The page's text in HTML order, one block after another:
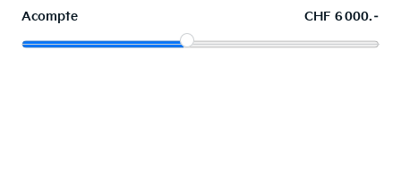
Acompte CHF 6 000.–